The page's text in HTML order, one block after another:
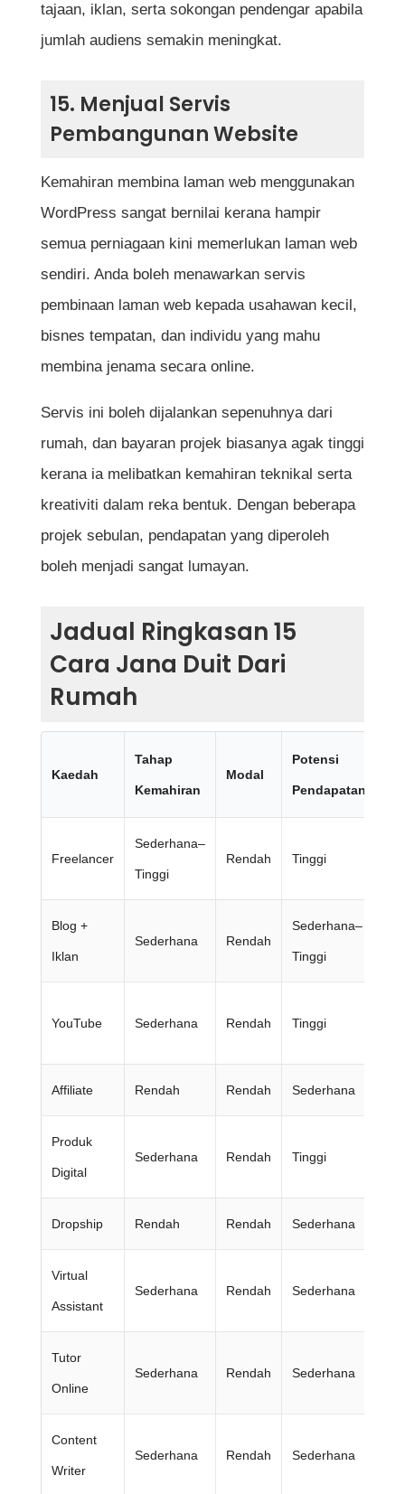
tajaan, iklan, serta sokongan pendengar apabila
jumlah audiens semakin meningkat.
15. Menjual Servis
Pembangunan Website
Kemahiran membina laman web menggunakan
WordPress sangat bernilai kerana hampir
semua perniagaan kini memerlukan laman web
sendiri. Anda boleh menawarkan servis
pembinaan laman web kepada usahawan kecil,
bisnes tempatan, dan individu yang mahu
membina jenama secara online.
Servis ini boleh dijalankan sepenuhnya dari
rumah, dan bayaran projek biasanya agak tinggi
kerana ia melibatkan kemahiran teknikal serta
kreativiti dalam reka bentuk. Dengan beberapa
projek sebulan, pendapatan yang diperoleh
boleh menjadi sangat lumayan.
Jadual Ringkasan 15
Cara Jana Duit Dari
Rumah
Kaedah
Tahap
Kemahiran
Modal
Potensi
Pendapatan
Freelancer
Sederhana–
Tinggi
Rendah Tinggi
Blog +
Iklan
Sederhana Rendah
Sederhana–
Tinggi
YouTube Sederhana Rendah Tinggi
Affiliate Rendah Rendah Sederhana
Produk
Digital
Sederhana Rendah Tinggi
Dropship Rendah Rendah Sederhana
Virtual
Assistant
Sederhana Rendah Sederhana
Tutor
Online
Sederhana Rendah Sederhana
Content
Writer
Sederhana Rendah Sederhana